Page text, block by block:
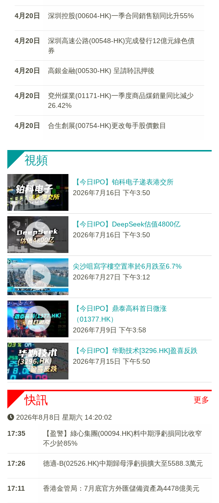
4月20日 深圳控股(00604-HK)一季合同銷售額同比升55%
4月20日
深圳高速公路(00548-HK)完成發行12億元綠色債
券
4月20日 高銀金融(00530-HK) 呈請聆訊押後
4月20日
兗州煤業(01171-HK)一季度商品煤銷量同比減少
26.42%
4月20日 合生創展(00754-HK)更改每手股價數目
視頻
【今日IPO】铂科电子递表港交所
2026年7月16日 下午3:50
【今日IPO】DeepSeek估值4800亿
2026年7月16日 下午3:50
尖沙咀寫字樓空置率於6月跌至6.7%
2026年7月27日 下午3:12
【今日IPO】鼎泰高科首日微涨
（01377.HK）
2026年7月9日 下午3:58
【今日IPO】华勤技术[3296.HK]盈喜反跌
2026年7月15日 下午5:50
更多
快訊
2026年8月8日 星期六 14:20:02
17:35
【盈警】綠心集團(00094.HK)料中期淨虧損同比收窄
不少於85%
17:26 德適-B(02526.HK)中期歸母淨虧損擴大至5588.3萬元
17:11 香港金管局：7月底官方外匯儲備資產為4478億美元